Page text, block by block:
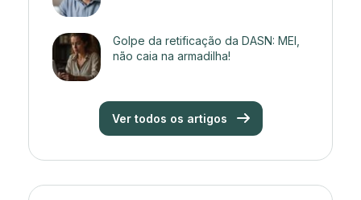
Golpe da retificação da DASN: MEI,
não caia na armadilha!
Ver todos os artigos